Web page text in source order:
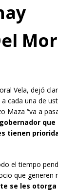
Vela, dejó
cada una de
Maza “va a
que
tienen
el tiempo
que generen
se les otorga